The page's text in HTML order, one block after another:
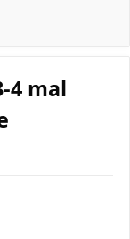
4 mal